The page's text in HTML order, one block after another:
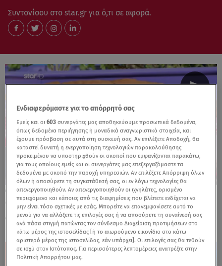
Συντονίσου στο star.gr για ό,τι σε αφορά.
01.05.25, 12:08
O Xρήστος Μοίρας έδωσε την πιο
λαχταριστή συνταγή για την Πρωτομαγιά
Ενδιαφερόμαστε για το απόρρητό σας
Εμείς και οι603 συνεργάτες μας αποθηκεύουμε προσωπικά δεδομένα,
όπως δεδομένα περιήγησης ή μοναδικά αναγνωριστικά στοιχεία, και
έχουμε πρόσβαση σε αυτά στη συσκευή σας. Αν επιλέξετε Αποδοχή, θα
καταστεί δυνατή η ενεργοποίηση τεχνολογιών παρακολούθησης
προκειμένου να υποστηριχθούν οι σκοποί που εμφανίζονται παρακάτω,
για τους οποίους εμείς και οι συνεργάτες μας επεξεργαζόμαστε τα
δεδομένα με σκοπό την παροχή υπηρεσιών. Αν επιλέξετε Απόρριψη όλων
όλων ή αποσύρετε τη συγκατάθεσή σας, οι εν λόγω τεχνολογίες θα
απενεργοποιηθούν. Αν απενεργοποιηθούν οι ιχνηλάτες, ορισμένο
περιεχόμενο και κάποιες από τις διαφημίσεις που βλέπετε ενδέχεται να
μην είναι τόσο σχετικές με εσάς. Μπορείτε να επανεμφανίσετε αυτό το
μενού για να αλλάξετε τις επιλογές σας ή να αποσύρετε τη συναίνεσή σας
ανά πάσα στιγμή πατώντας τον σύνδεσμο Διαχείριση προτιμήσεων στο
κάτω μέρος της ιστοσελίδας [ή το αιωρούμενο εικονίδιο στο κάτω
αριστερό μέρος της ιστοσελίδας, εάν υπάρχει]. Οι επιλογές σας θα τεθούν
σε ισχύ στον Ιστότοπος. Για περισσότερες λεπτομέρειες ανατρέξτε στην
Πολιτική Απορρήτου μας.